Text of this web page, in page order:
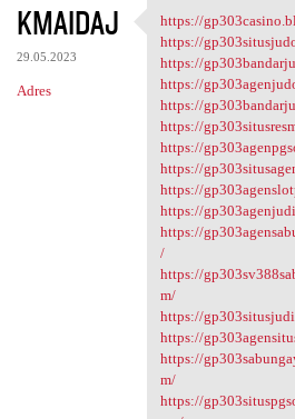
KMAIDAJ
29.05.2023
Adres
https://
https://
https://
https://
https://
https://
https://
https://
https://
https://
https://
https://
/
https://
m/
https://
https://
https://
m/
https://